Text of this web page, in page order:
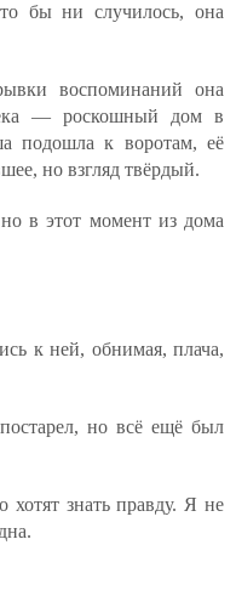
бы ни случилось, она
воспоминаний она
— роскошный дом в
подошла к воротам, её
но взгляд твёрдый.
в этот момент из дома
к ней, обнимая, плача,
но всё ещё был
знать правду. Я не